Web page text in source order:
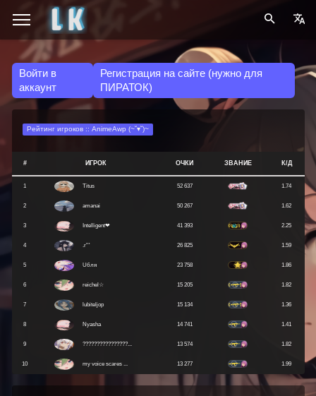
Войти в
аккаунт
Регистрация на сайте (нужно для
ПИРАТОК)
Рейтинг игроков :: AnimeAwp (~˘▾˘)~
# ИГРОК ОЧКИ ЗВАНИЕ К/Д
1 Titus 52 637 1.74
2 amanai 50 267 1.62
3 Intelligent❤ 41 393 2.25
4 .r''' 26 825 1.59
5 Uбля 23 758 1.86
6 reichel☆ 15 205 1.82
7 lubiteljop 15 134 1.36
8 Nyasha 14 741 1.41
9 ????????????????... 13 574 1.82
10 my voice scares ... 13 277 1.99